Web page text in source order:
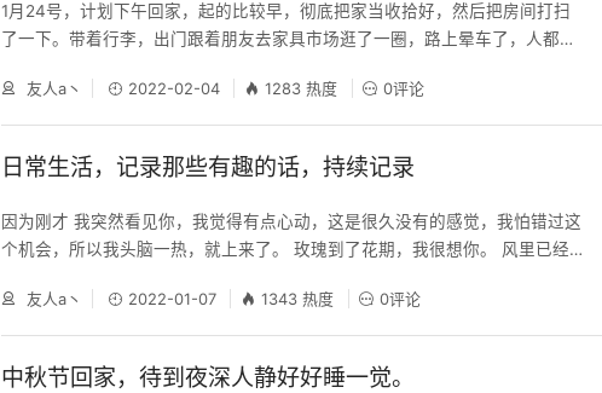
1月24号，计划下午回家，起的比较早，彻底把家当收拾好，然后把房间打扫
了一下。带着行李，出门跟着朋友去家具市场逛了一圈，路上晕车了，人都麻
坐车，怕晕车趴了一路，下午4点多到家，一家人聚一起吃了顿饭，拉家常到
晚上10点多，然后洗澡睡觉了。 1月25，26，27都没啥事，窝家里，学习，敲
代码。期间带外甥女到处跑 1月28号，下午和堂弟
友人a丶 2022-02-04 1283 热度 0评论
日常生活，记录那些有趣的话，持续记录
因为刚才 我突然看见你，我觉得有点心动，这是很久没有的感觉，我怕错过这
个机会，所以我头脑一热，就上来了。 玫瑰到了花期，我很想你。 风里已经有
穿得漂漂亮亮，就想到是否你也一样。 就是突然觉得这一刻很美好，忍不住想
分享给你。 那输就输呗,你想想你的人生能全部赢吗。 你觉得单身是被迫的还
友人a丶 2022-01-07 1343 热度 0评论
中秋节回家，待到夜深人静好好睡一觉。